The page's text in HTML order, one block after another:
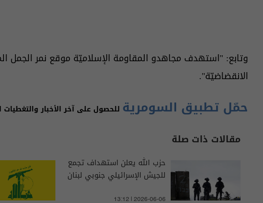
وتابع: "استهدف مجاهدو المقاومة الإسلاميّة موقع نمر الجمل
الانقضاضيّة".
حمّل تطبيق السومرية للحصول على آخر الأخبار والتغطيات
مقالات ذات صلة
حزب الله يعلن استهداف تجمع
للجيش الإسرائيلي جنوبي لبنان
13:12 | 2026-06-06